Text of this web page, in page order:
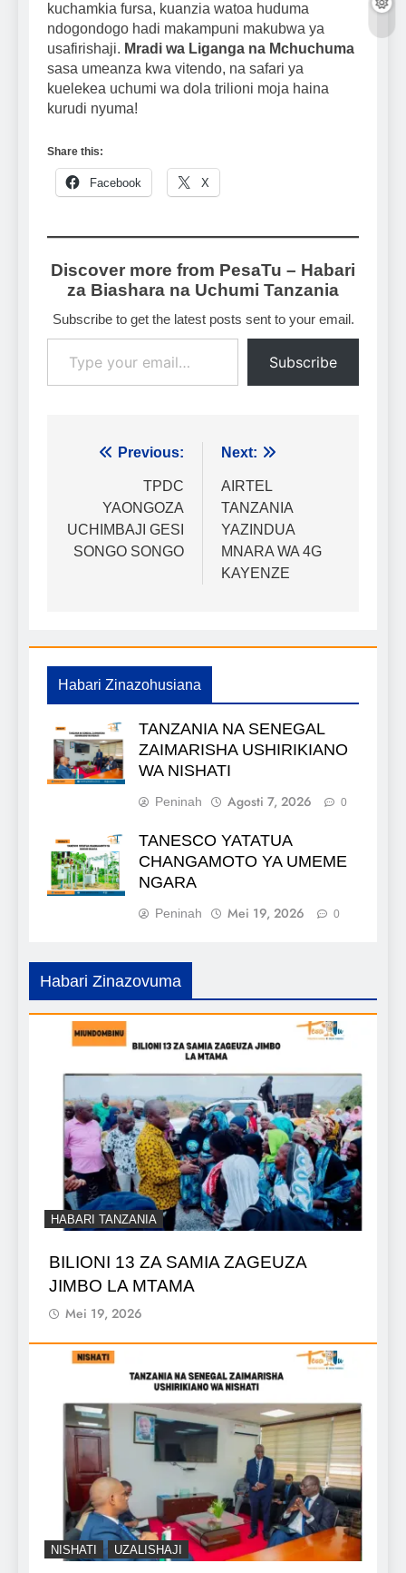
kuchamkia fursa, kuanzia watoa huduma
ndogondogo hadi makampuni makubwa ya
usafirishaji. Mradi wa Liganga na Mchuchuma
sasa umeanza kwa vitendo, na safari ya
kuelekea uchumi wa dola trilioni moja haina
kurudi nyuma!
Share this:
Facebook X
Discover more from PesaTu – Habari
za Biashara na Uchumi Tanzania
Subscribe to get the latest posts sent to your email.
Type your email…
Subscribe
Urambazaji
chapisho
Previous:
TPDC
YAONGOZA
UCHIMBAJI GESI
SONGO SONGO
Next:
AIRTEL
TANZANIA
YAZINDUA
MNARA WA 4G
KAYENZE
Habari Zinazohusiana
TANZANIA NA SENEGAL
ZAIMARISHA USHIRIKIANO
WA NISHATI
Peninah Agosti 7, 2026 0
TANESCO YATATUA
CHANGAMOTO YA UMEME
NGARA
Peninah Mei 19, 2026 0
Habari Zinazovuma
HABARI TANZANIA
BILIONI 13 ZA SAMIA ZAGEUZA
JIMBO LA MTAMA
Mei 19, 2026
NISHATI UZALISHAJI